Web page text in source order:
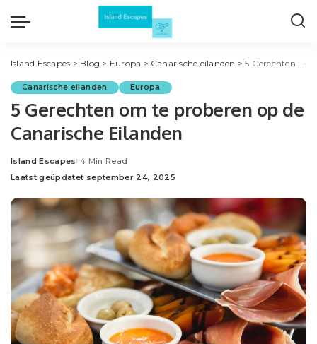
Island Escapes > Blog > Europa > Canarische eilanden >5 Gerechten om te proberen op de Canarische Eilanden
Canarische eilanden Europa
5 Gerechten om te proberen op de
Canarische Eilanden
Posted
by
Island Escapes 4 Min Read
Laatst geüpdatet september 24, 2025